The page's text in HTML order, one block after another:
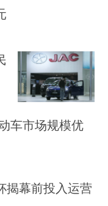
车市场规模优
揭幕前投入运营